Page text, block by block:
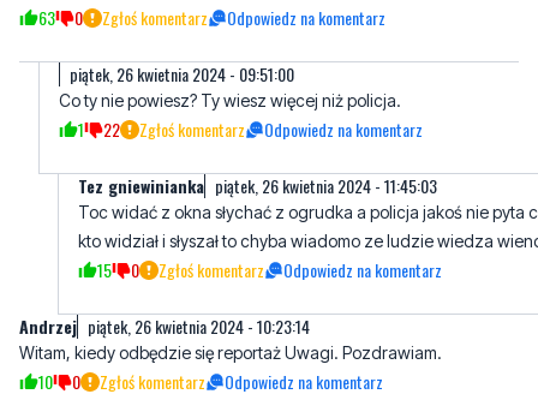
63 0 Zgłoś komentarz Odpowiedz na komentarz
piątek, 26 kwietnia 2024 - 09:51:00
Co ty nie powiesz? Ty wiesz więcej niż policja.
1 22 Zgłoś komentarz Odpowiedz na komentarz
Tez gniewinianka piątek, 26 kwietnia 2024 - 11:45:03
Toc widać z okna słychać z ogrudka a policja jakoś nie pyta
kto widział i słyszał to chyba wiadomo ze ludzie wiedza
15 0 Zgłoś komentarz Odpowiedz na komentarz
Andrzej piątek, 26 kwietnia 2024 - 10:23:14
Witam, kiedy odbędzie się reportaż Uwagi. Pozdrawiam.
10 0 Zgłoś komentarz Odpowiedz na komentarz